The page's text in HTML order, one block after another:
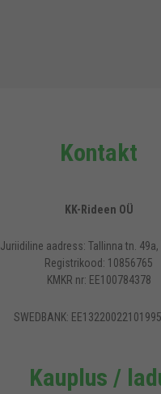
Kontakt
KK-Rideen OÜ
Juriidiline aadress: Tallinna tn. 49a,
Registrikood: 10856765
KMKR nr: EE100784378
SWEDBANK:
Kauplus /